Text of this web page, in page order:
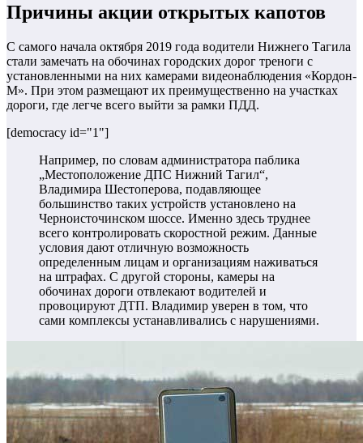
Причины акции открытых капотов
С самого начала октября 2019 года водители Нижнего Тагила
стали замечать на обочинах городских дорог треноги с
установленными на них камерами видеонаблюдения «Кордон-
М». При этом размещают их преимущественно на участках
дороги, где легче всего выйти за рамки ПДД.
[democracy id="1"]
Например, по словам администратора паблика
„Местоположение ДПС Нижний Тагил“,
Владимира Шестоперова, подавляющее
большинство таких устройств установлено на
Черноисточинском шоссе. Именно здесь труднее
всего контролировать скоростной режим. Данные
условия дают отличную возможность
определенным лицам и организациям наживаться
на штрафах. С другой стороны, камеры на
обочинах дороги отвлекают водителей и
провоцируют ДТП. Владимир уверен в том, что
сами комплексы устанавливались с нарушениями.